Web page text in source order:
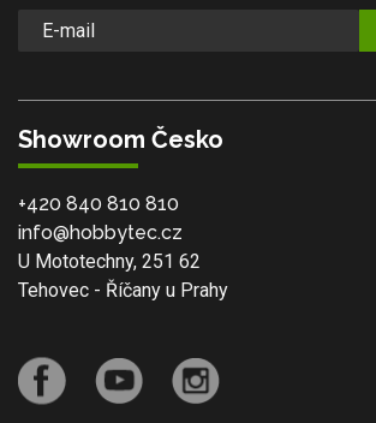
Showroom Česko
+420 840 810 810
info@hobbytec.cz
U Mototechny, 251 62
Tehovec - Říčany u Prahy